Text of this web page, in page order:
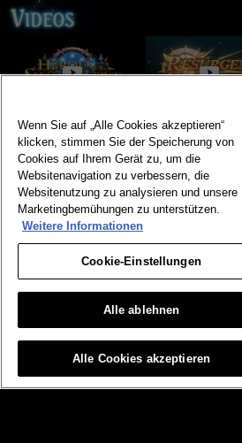
Shadowverse: Heroes of
Shadowverse Trailer
Shadowverse:
Legends Trailer
2026.06.30 Anwendung
[Wichtig] Kristalltransfer ungebrauchter Kristalle
2026.05.25 Bonuskampagne
Über den Zehnjahrescup
2026.05.25 Bonuskampagne
Wenn Sie auf „Alle Cookies akzeptieren“
klicken, stimmen Sie der Speicherung von
Cookies auf Ihrem Gerät zu, um die
Websitenavigation zu verbessern, die
Websitenutzung zu analysieren und unsere
Marketingbemühungen zu unterstützen.
Weitere Informationen
Cookie-Einstellungen
Alle ablehnen
Alle Cookies akzeptieren